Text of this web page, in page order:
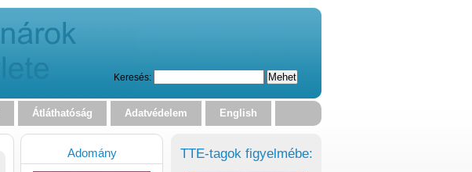
Keresés:
Átláthatóság Adatvédelem English
TTE-tagok figyelmébe:
Adomány